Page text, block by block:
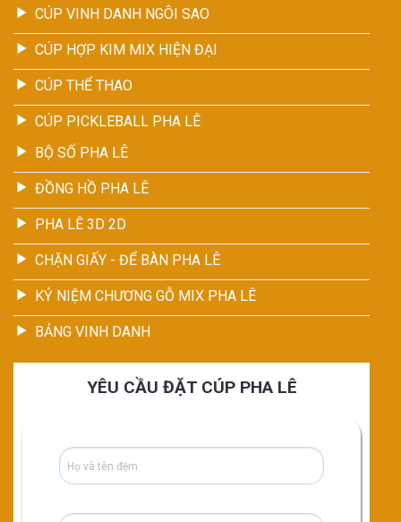
CÚP VINH DANH NGÔI SAO
CÚP HỢP KIM MIX HIỆN ĐẠI
CÚP THỂ THAO
CÚP PICKLEBALL PHA LÊ
BỘ SỐ PHA LÊ
ĐỒNG HỒ PHA LÊ
PHA LÊ 3D 2D
CHẶN GIẤY - ĐỂ BÀN PHA LÊ
KỶ NIỆM CHƯƠNG GỖ MIX PHA LÊ
BẢNG VINH DANH
YÊU CẦU ĐẶT CÚP PHA LÊ